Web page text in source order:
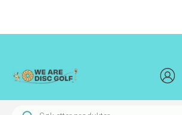
innholdet
Products search